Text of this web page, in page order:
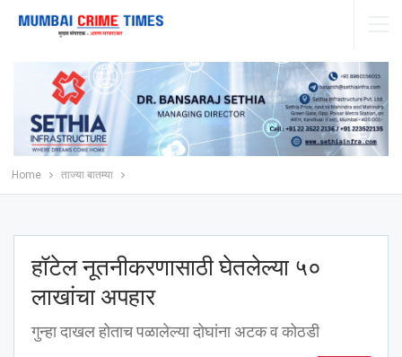
Home ताज्या बातम्या
हॉटेल नूतनीकरणासाठी घेतलेल्या ५०
लाखांचा अपहार
गुन्हा दाखल होताच पळालेल्या दोघांना अटक व कोठडी